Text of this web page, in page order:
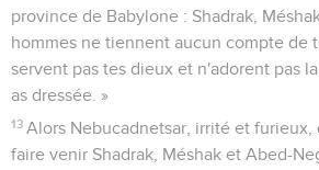
province de Babylone : Shadrak,
hommes ne tiennent aucun compte de
servent pas tes dieux et n'adorent pas
as dressée. »
13 Alors Nebucadnetsar, irrité et furieux,
faire venir Shadrak, Méshak et Abed-